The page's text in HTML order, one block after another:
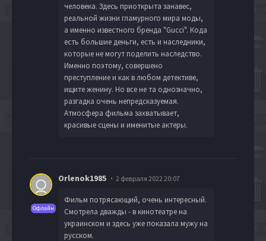
человека. Здесь приоткрыта занавес,
реальной жизни гламурного мира моды,
а именно известного бренда "Gucci". Кода
есть большие деньги, есть и наследники,
которые не могут поделить наследство.
Именно поэтому, совершено
преступление и как в любом детективе,
ищите женину. Но все не та однозначно,
разгадка очень непредсказуемая.
Атмосфера фильма захватывает,
красивые сцены и именитые актеры.
Офлайн
Orlenok1985 2 февраля 2022 20:07
Фильм потрясающий, очень интересный.
Смотрела дважды - в кинотеатре на
украинском и здесь уже показала мужу на
русском.